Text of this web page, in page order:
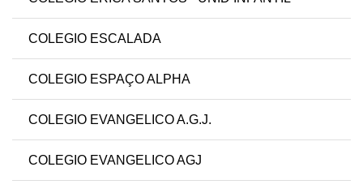
COLEGIO ESCALADA
COLEGIO ESPAÇO ALPHA
COLEGIO EVANGELICO A.G.J.
COLEGIO EVANGELICO AGJ